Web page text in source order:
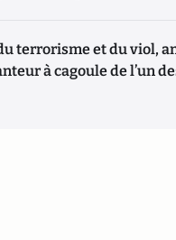
terrorisme et du viol,
à cagoule de l’un